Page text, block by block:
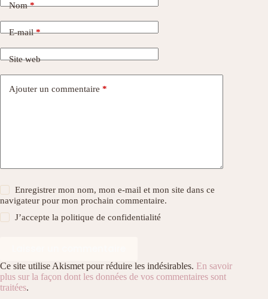
Nom*
E-mail*
Site web
Ajouter un commentaire *
Enregistrer mon nom, mon e-mail et mon site dans ce
navigateur pour mon prochain commentaire.
J’accepte lapolitique de confidentialité
Ce site utilise Akismet pour réduire les indésirables. En savoir
plus sur la façon dont les données de vos commentaires sont
traitées.